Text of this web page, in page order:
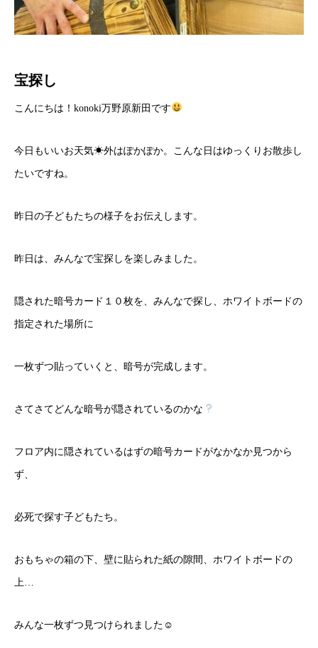
宝探し
こんにちは！konoki万野原新田です
今日もいいお天気☀外はぽかぽか。こんな日はゆっくりお散歩し
たいですね。
昨日の子どもたちの様子をお伝えします。
昨日は、みんなで宝探しを楽しみました。
隠された暗号カード１０枚を、みんなで探し、ホワイトボードの
指定された場所に
一枚ずつ貼っていくと、暗号が完成します。
さてさてどんな暗号が隠されているのかな
フロア内に隠されているはずの暗号カードがなかなか見つから
ず、
必死で探す子どもたち。
おもちゃの箱の下、壁に貼られた紙の隙間、ホワイトボードの
上…
みんな一枚ずつ見つけられました☺